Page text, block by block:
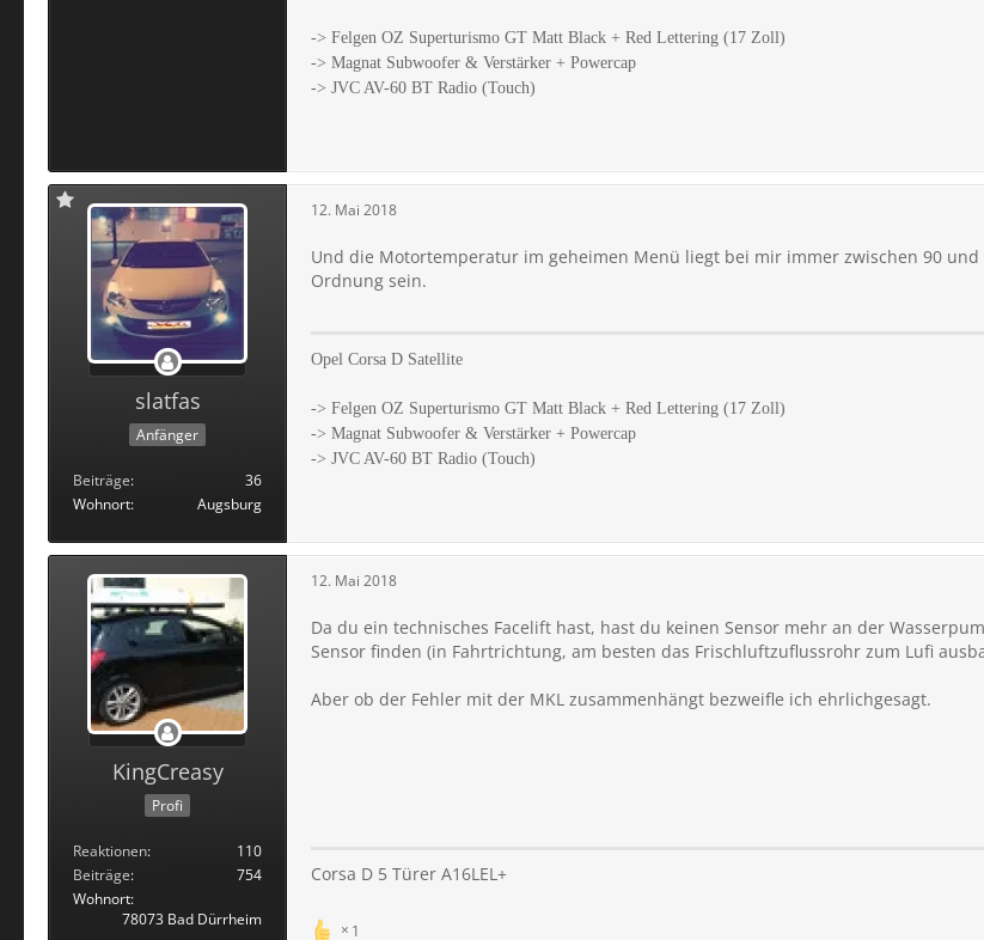
-> Felgen OZ Superturismo GT Matt Black + Red Lettering (17 Zoll)
-> Magnat Subwoofer & Verstärker + Powercap
-> JVC AV-60 BT Radio (Touch)
slatfas
Anfänger
Beiträge
36
Wohnort
Augsburg
12. Mai 2018
Und die Motortemperatur im geheimen Menü liegt bei mir immer zwischen 90 und
Ordnung sein.
Opel Corsa D Satellite
-> Felgen OZ Superturismo GT Matt Black + Red Lettering (17 Zoll)
-> Magnat Subwoofer & Verstärker + Powercap
-> JVC AV-60 BT Radio (Touch)
KingCreasy
Profi
Reaktionen
110
Beiträge
754
Wohnort
78073 Bad Dürrheim
12. Mai 2018
Da du ein technisches Facelift hast, hast du keinen Sensor mehr an der
Sensor finden (in Fahrtrichtung, am besten das Frischluftzuflussrohr zum Lufi
Aber ob der Fehler mit der MKL zusammenhängt bezweifle ich ehrlichgesagt.
Corsa D 5 Türer A16LEL+
1